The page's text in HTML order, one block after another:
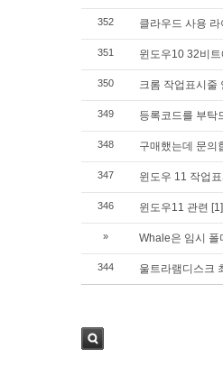
352 클라우드 사용 라
351 윈도우10 32비
350 크롬 작업표시줄
349 등록코드를 부탁
348 구매했는데 문의
347 윈도우 11 작업
346 윈도우11 관련 [1]
» Whale은 임시 폴
344 울트라램디스크